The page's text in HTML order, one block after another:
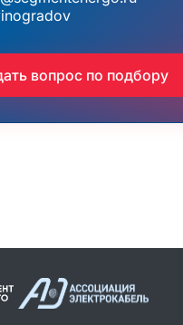
вопрос по подбору